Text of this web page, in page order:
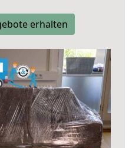
erhalten